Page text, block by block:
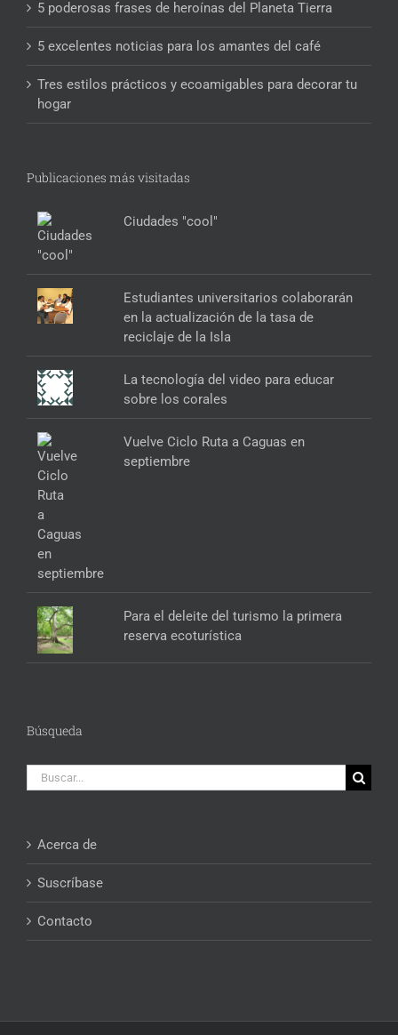
5 poderosas frases de heroínas del Planeta Tierra
5 excelentes noticias para los amantes del café
Tres estilos prácticos y ecoamigables para decorar tu
hogar
Publicaciones más visitadas
Ciudades "cool"
Estudiantes universitarios colaborarán
en la actualización de la tasa de
reciclaje de la Isla
La tecnología del video para educar
sobre los corales
Vuelve Ciclo Ruta a Caguas en
septiembre
Para el deleite del turismo la primera
reserva ecoturística
Búsqueda
Buscar:
Acerca de
Suscríbase
Contacto